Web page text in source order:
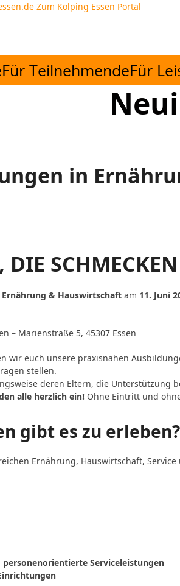
Zum Kolping Essen Portal
Für TeilnehmendeFür
in
DIE
& Hauswirtschaft am 11. Juni
– Marienstraße 5, 45307 Essen
wir euch unsere praxisnahen
stellen.
deren Eltern, die Unterstützung
alle herzlich ein! Ohne Eintritt und
gibt es zu erleben?
Ernährung, Hauswirtschaft,
Serviceleistungen